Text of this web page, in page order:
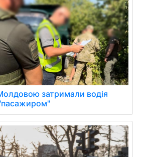
затримали водія